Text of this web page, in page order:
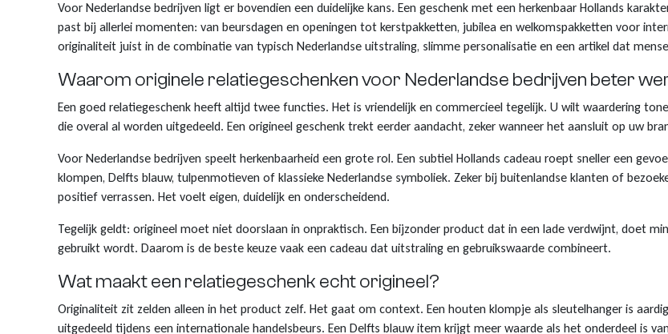
Voor Nederlandse bedrijven ligt er bovendien een duidelijke kans. Een geschenk met een herkenbaar Hollands
past bij allerlei momenten: van beursdagen en openingen tot kerstpakketten, jubilea en welkomspakketten voor
originaliteit juist in de combinatie van typisch Nederlandse uitstraling, slimme personalisatie en een artikel dat
Waarom originele relatiegeschenken voor Nederlandse bedrijven beter
Een goed relatiegeschenk heeft altijd twee functies. Het is vriendelijk en commercieel tegelijk. U wilt waardering
die overal al worden uitgedeeld. Een origineel geschenk trekt eerder aandacht, zeker wanneer het aansluit op uw
Voor Nederlandse bedrijven speelt herkenbaarheid een grote rol. Een subtiel Hollands cadeau roept sneller een
klompen, Delfts blauw, tulpenmotieven of klassieke Nederlandse symboliek. Zeker bij buitenlandse klanten of
positief verrassen. Het voelt eigen, duidelijk en onderscheidend.
Tegelijk geldt: origineel moet niet doorslaan in onpraktisch. Een bijzonder product dat in een lade verdwijnt, doet
gebruikt wordt. Daarom is de beste keuze vaak een cadeau dat uitstraling en gebruikswaarde combineert.
Wat maakt een relatiegeschenk echt origineel?
Originaliteit zit zelden alleen in het product zelf. Het gaat om context. Een houten klompje als sleutelhanger is
uitgedeeld tijdens een internationale handelsbeurs. Een Delfts blauw item krijgt meer waarde als het onderdeel is
Klompjes sleutelhanger
Klompsloffen
Klomp puntenslijpers
Klompjes golf
Eten & Drinken
Overige souvenirs
Vingerhoedjes
Geschenkpakketten
Themas
Nagelknipper met logo
Kerstballen met logo
Graveringen met logo of tekst
Pins met logo
Emmers met logo
Babytextiel